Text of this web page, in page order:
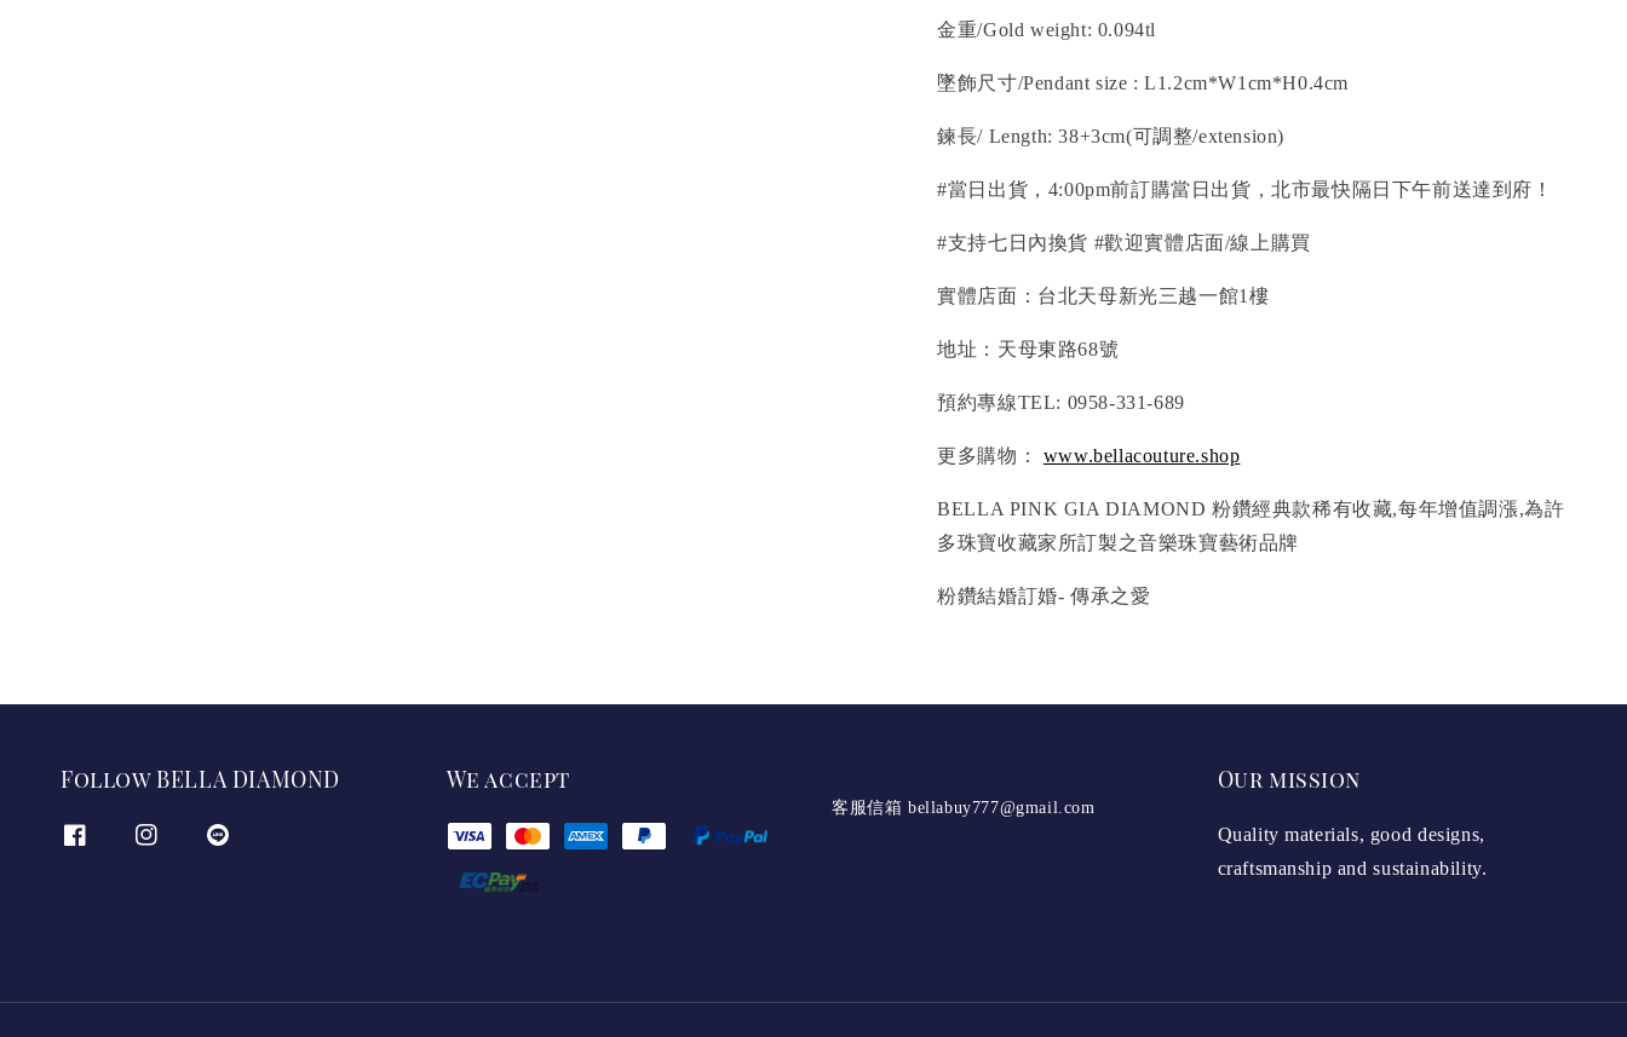
金重/Gold weight: 0.094tl
墜飾尺寸/Pendant size : L1.2cm*W1cm*H0.4cm
鍊長/ Length: 38+3cm(可調整/extension)
#當日出貨，4:00pm前訂購當日出貨，北市最快隔日下午前送達到府！
#支持七日內換貨 #歡迎實體店面/線上購買
實體店面：台北天母新光三越一館1樓
地址：天母東路68號
預約專線TEL: 0958-331-689
更多購物： www.bellacouture.shop
BELLA PINK GIA DIAMOND 粉鑽經典款稀有收藏,每年增值調漲,為許
多珠寶收藏家所訂製之音樂珠寶藝術品牌
粉鑽結婚訂婚- 傳承之愛
Follow BELLA DIAMOND We accept
客服信箱 bellabuy777@gmail.com
Our mission
Quality materials, good designs,
craftsmanship and sustainability.